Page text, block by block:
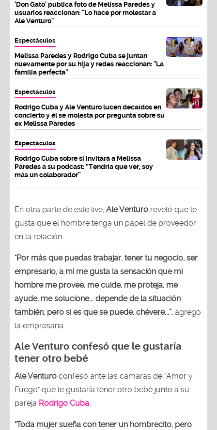
'Don Gato' publica foto de Melissa Paredes y
usuarios reaccionan: "Lo hace por molestar a
Ale Venturo"
Espectáculos
Melissa Paredes y Rodrigo Cuba se juntan
nuevamente por su hija y redes reaccionan: "La
familia perfecta"
Espectáculos
Rodrigo Cuba y Ale Venturo lucen decaídos en
concierto y él se molesta por pregunta sobre su
ex Melissa Paredes
Espectáculos
Rodrigo Cuba sobre si invitará a Melissa
Paredes a su podcast: “Tendría que ver, soy
más un colaborador”
En otra parte de este live, Ale Venturo reveló que le
gusta que el hombre tenga un papel de proveedor
en la relación.
"Por más que puedas trabajar, tener tu negocio, ser
empresario, a mí me gusta la sensación que mi
hombre me provee, me cuide, me proteja, me
ayude, me solucione... depende de la situación
también, pero si es que se puede, chévere...”, agregó
la empresaria.
Ale Venturo confesó que le gustaría
tener otro bebé
Ale Venturo confesó ante las cámaras de "Amor y
Fuego" que le gustaría tener otro bebé junto a su
pareja Rodrigo Cuba.
"Toda mujer sueña con tener un hombrecito, pero